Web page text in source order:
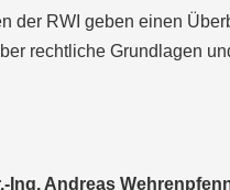
der RWI geben einen
rechtliche Grundlagen
Ing. Andreas